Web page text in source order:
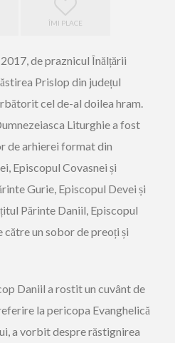
ÎMI PLACE
de praznicul Înălțării
Prislop din județul
cel de-al doilea hram.
Liturghie a fost
de arhierei format din
Episcopul Covasnei și
Gurie, Episcopul Devei și
Părinte Daniil, Episcopul
către un sobor de preoți și
Daniil a rostit un cuvânt de
la pericopa Evanghelică
a vorbit despre răstignirea